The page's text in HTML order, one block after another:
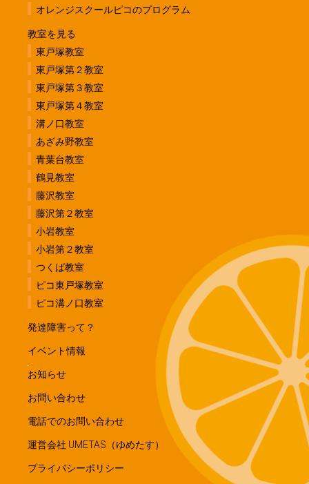
オレンジスクールピコのプログラム
教室を見る
東戸塚教室
東戸塚第２教室
東戸塚第３教室
東戸塚第４教室
溝ノ口教室
あざみ野教室
青葉台教室
鶴見教室
藤沢教室
藤沢第２教室
小岩教室
小岩第２教室
つくば教室
ピコ東戸塚教室
ピコ溝ノ口教室
発達障害って？
イベント情報
お知らせ
お問い合わせ
電話でのお問い合わせ
運営会社 UMETAS（ゆめたす）
プライバシーポリシー